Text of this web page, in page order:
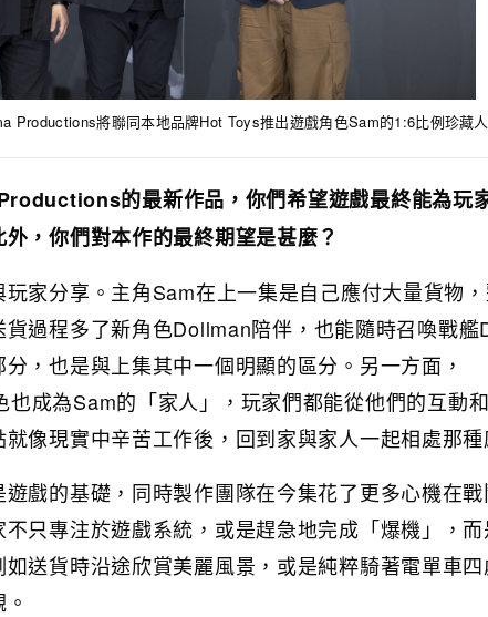
Productions將聯同本地品牌Hot Toys推出遊戲角色Sam的1:6比例珍藏
的最新作品，你們希望遊戲最終能為玩
，你們對本作的最終期望是甚麼？
家分享。主角Sam在上一集是自己應付大量貨物
過程多了新角色Dollman陪伴，也能隨時召喚戰艦
，也是與上集其中一個明顯的區分。另一方面，
成為Sam的「家人」，玩家們都能從他們的互動
像現實中辛苦工作後，回到家與家人一起相處那
戲的基礎，同時製作團隊在今集花了更多心機在
只專注於遊戲系統，或是趕急地完成「爆機」，
送貨時沿途欣賞美麗風景，或是純粹騎著電單車